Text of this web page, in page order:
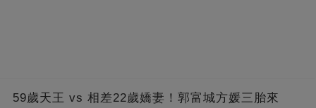
59歲天王 vs 相差22歲嬌妻！郭富城方媛三胎來